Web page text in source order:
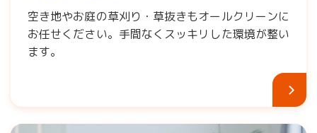
空き地やお庭の草刈り・草抜きもオールクリーンに
お任せください。手間なくスッキリした環境が整い
ます。